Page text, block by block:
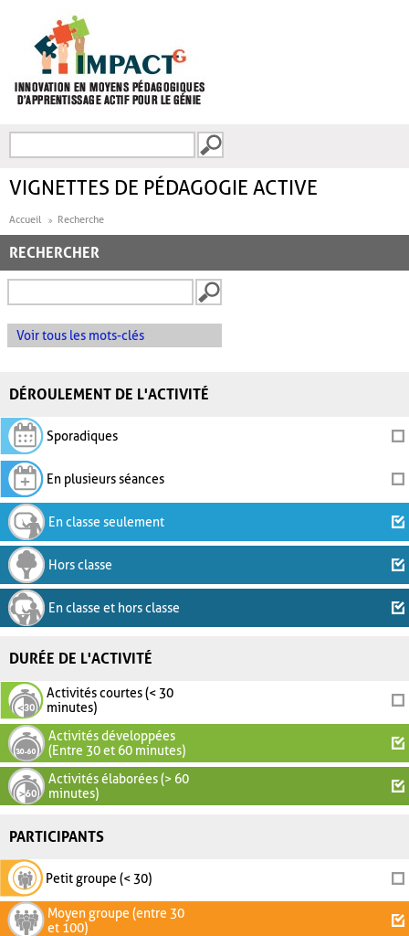
FORMULAIRE DE
VIGNETTES DE PÉDAGOGIE ACTIVE
Accueil Recherche
RECHERCHER
Voir tous les mots-clés
DÉROULEMENT DE L'ACTIVITÉ
Sporadiques
En plusieurs séances
En classe seulement
Hors classe
En classe et hors classe
DURÉE DE L'ACTIVITÉ
Activités courtes (< 30
minutes)
Activités développées
(Entre 30 et 60 minutes)
Activités élaborées (> 60
minutes)
PARTICIPANTS
Petit groupe (< 30)
Moyen groupe (entre 30
et 100)